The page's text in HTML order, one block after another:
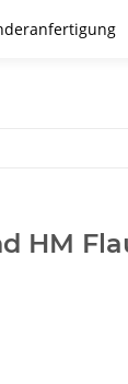
HM